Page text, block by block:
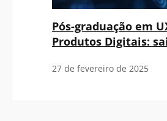
Pós-graduação em
Produtos Digitais:
27 de fevereiro de 2025